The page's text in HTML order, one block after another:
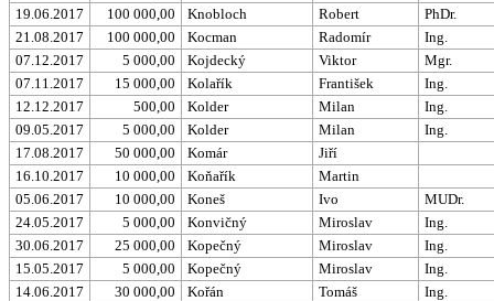
19.06.2017
100 000,00 Knobloch Robert
PhDr.
21.08.2017
100 000,00 Kocman Radomír
Ing.
07.12.2017
5 000,00 Kojdecký Viktor
Mgr.
07.11.2017
15 000,00 Kolařík František
Ing.
12.12.2017
500,00 Kolder Milan
Ing.
09.05.2017
5 000,00 Kolder Milan
Ing.
17.08.2017
50 000,00 Komár
Jiří
16.10.2017
10 000,00 Koňařík
Martin
05.06.2017
10 000,00 Koneš Ivo
MUDr.
24.05.2017
5 000,00 Konvičný Miroslav
Ing.
30.06.2017
25 000,00 Kopečný Miroslav
Ing.
15.05.2017
5 000,00 Kopečný Miroslav
Ing.
14.06.2017
30 000,00 Kořán Tomáš
Ing.